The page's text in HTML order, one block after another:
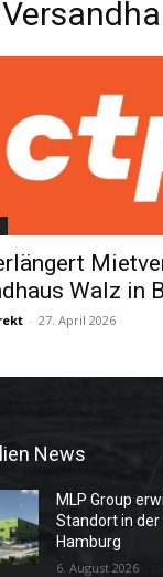
Walz in
- 27. April 2026
News
MLP Group
Standort in
Hamburg
6. August 2026